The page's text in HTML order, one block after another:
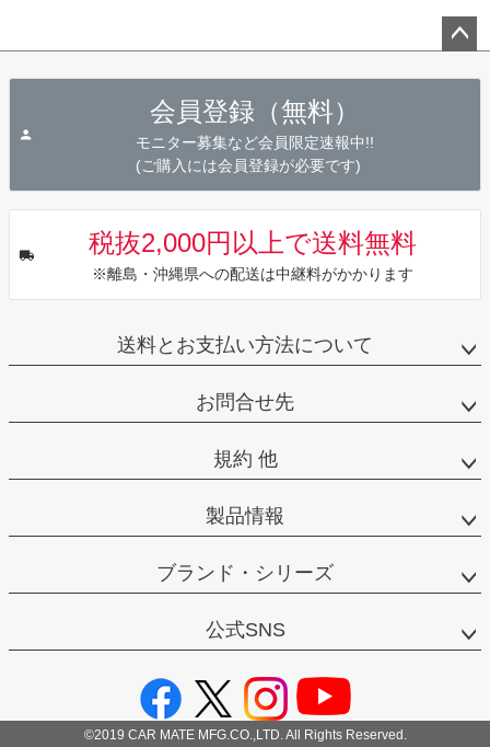
会員登録（無料）
モニター募集など会員限定速報中!!
(ご購入には会員登録が必要です)
税抜2,000円以上で送料無料
※離島・沖縄県への配送は中継料がかかります
送料とお支払い方法について
お問合せ先
規約 他
製品情報
ブランド・シリーズ
公式SNS
©2019 CAR MATE MFG.CO.,LTD. All Rights Reserved.